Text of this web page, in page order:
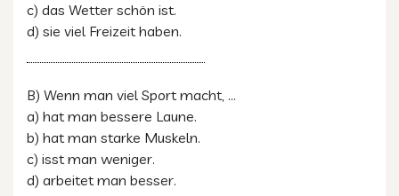
c) das Wetter schön ist.
d) sie viel Freizeit haben.
B) Wenn man viel Sport macht, …
a) hat man bessere Laune.
b) hat man starke Muskeln.
c) isst man weniger.
d) arbeitet man besser.